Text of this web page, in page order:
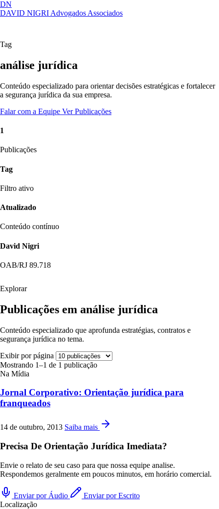
DN
DAVID NIGRI Advogados Associados
Artigos, sentenças, áreas de atuação,
Tag
análise jurídica
Conteúdo especializado para orientar decisões estratégicas e fortalecer
a segurança jurídica da sua empresa.
Falar com a Equipe Ver Publicações
1
Publicações
Tag
Filtro ativo
Atualizado
Conteúdo contínuo
David Nigri
OAB/RJ 89.718
Explorar
Publicações em análise jurídica
Conteúdo especializado que aprofunda estratégias, contratos e
segurança jurídica no tema.
Exibir por página
Mostrando 1–1 de 1 publicação
Na Mídia
Jornal Corporativo: Orientação jurídica para
franqueados
14 de outubro, 2013 Saiba mais
Precisa De Orientação Jurídica Imediata?
Envie o relato de seu caso para que nossa equipe analise.
Respondemos geralmente em poucos minutos, em horário comercial.
Enviar por Áudio
Enviar por Escrito
Localização